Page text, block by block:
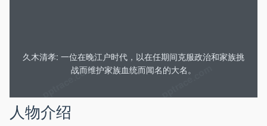
1920
久木清孝: 一位在晚江户时代，以在任期间克服政治和家族挑
战而维护家族血统而闻名的大名。
人物介绍